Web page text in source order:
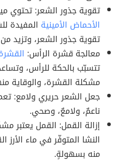
تقوية جذور الشعر: تحتوي
الأحماض الأمينية المفيدة
تقوية جذور الشعر، وتزيد
معالجة قشرة الرأس:
تتسبّب بالحكة للرأس،
مشكلة القشرة، والوقاية
جعل الشعر حريري ولامع:
ناعمٌ، ولامعٌ، وصحي.
إزالة القمل: القمل يعتبر
النشا المتوفّر في ماء الأرز
منه بسهولةٍ.